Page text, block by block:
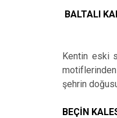
BALTALI
Kentin eski
motiflerinden
şehrin
BEÇİN